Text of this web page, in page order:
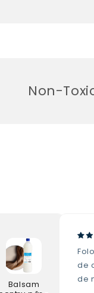
Non-Toxic.
Balsam
de
de